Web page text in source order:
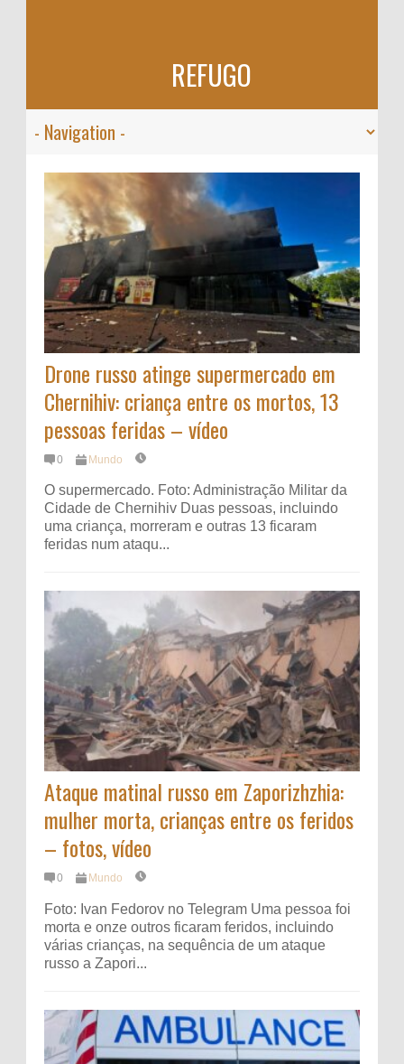
REFUGO
Drone russo atinge supermercado em
Chernihiv: criança entre os mortos, 13
pessoas feridas – vídeo
0 Mundo
O supermercado. Foto: Administração Militar da
Cidade de Chernihiv Duas pessoas, incluindo
uma criança, morreram e outras 13 ficaram
feridas num ataqu...
Ataque matinal russo em Zaporizhzhia:
mulher morta, crianças entre os feridos
– fotos, vídeo
0 Mundo
Foto: Ivan Fedorov no Telegram Uma pessoa foi
morta e onze outros ficaram feridos, incluindo
várias crianças, na sequência de um ataque
russo a Zapori...